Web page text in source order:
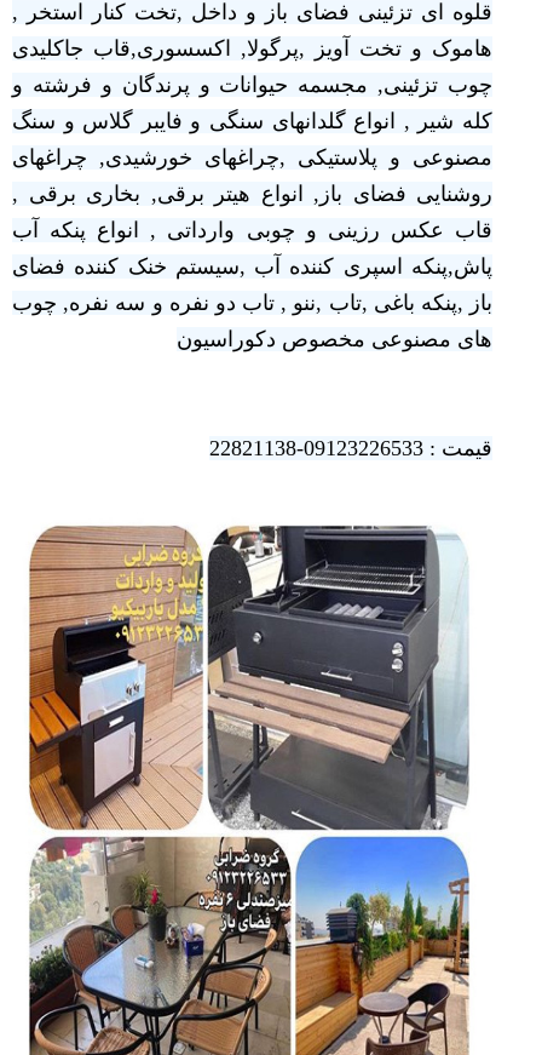
قلوه ای تزئینی فضای باز و داخل ,تخت کنار استخر ,
هاموک و تخت آویز ,پرگولا, اکسسوری,قاب جاکلیدی
چوب تزئینی, مجسمه حیوانات و پرندگان و فرشته و
کله شیر , انواع گلدانهای سنگی و فایبر گلاس و سنگ
مصنوعی و پلاستیکی ,چراغهای خورشیدی, چراغهای
روشنایی فضای باز, انواع هیتر برقی, بخاری برقی ,
قاب عکس رزینی و چوبی وارداتی , انواع پنکه آب
پاش,پنکه اسپری کننده آب ,سیستم خنک کننده فضای
باز ,پنکه باغی ,تاب ,ننو , تاب دو نفره و سه نفره, چوب
های مصنوعی مخصوص دکوراسیون
قیمت : 09123226533-22821138